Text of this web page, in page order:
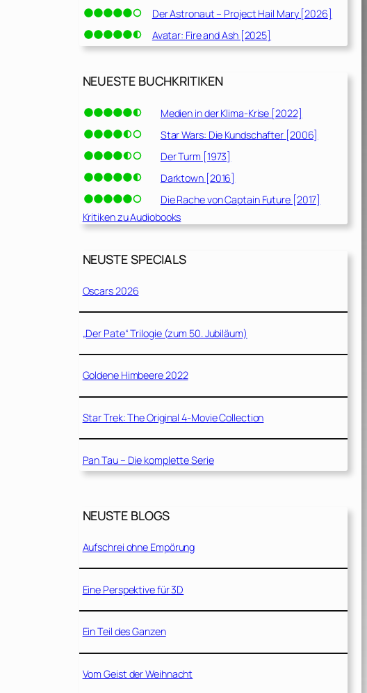
Der Astronaut – Project Hail Mary [2026]
Avatar: Fire and Ash [2025]
NEUESTE BUCHKRITIKEN
Medien in der Klima-Krise [2022]
Star Wars: Die Kundschafter [2006]
Der Turm [1973]
Darktown [2016]
Die Rache von Captain Future [2017]
Kritiken zu Audiobooks
NEUSTE SPECIALS
Oscars 2026
„Der Pate“ Trilogie (zum 50. Jubiläum)
Goldene Himbeere 2022
Star Trek: The Original 4-Movie Collection
Pan Tau – Die komplette Serie
NEUSTE BLOGS
Aufschrei ohne Empörung
Eine Perspektive für 3D
Ein Teil des Ganzen
Vom Geist der Weihnacht